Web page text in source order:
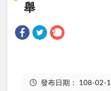
舉
發布日期： 108-02-